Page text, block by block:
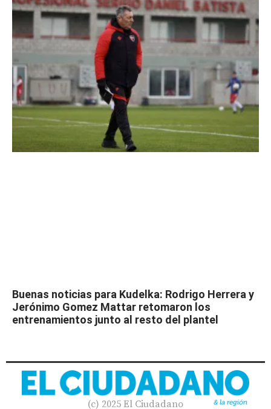
Buenas noticias para Kudelka: Rodrigo Herrera y
Jerónimo Gomez Mattar retomaron los
entrenamientos junto al resto del plantel
(c) 2025 El Ciudadano